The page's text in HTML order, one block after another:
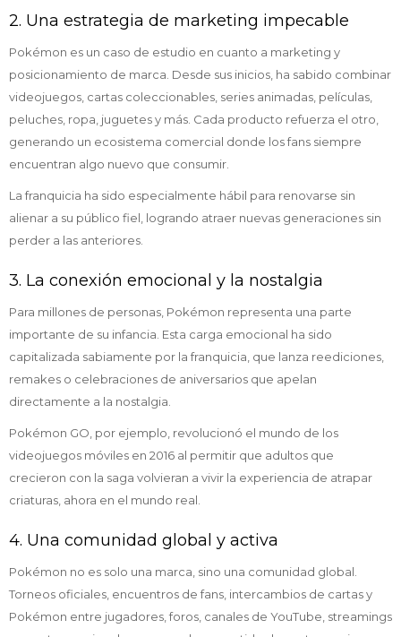
2. Una estrategia de marketing impecable
Pokémon es un caso de estudio en cuanto a marketing y
posicionamiento de marca. Desde sus inicios, ha sabido combinar
videojuegos, cartas coleccionables, series animadas, películas,
peluches, ropa, juguetes y más. Cada producto refuerza el otro,
generando un ecosistema comercial donde los fans siempre
encuentran algo nuevo que consumir.
La franquicia ha sido especialmente hábil para renovarse sin
alienar a su público fiel, logrando atraer nuevas generaciones sin
perder a las anteriores.
3. La conexión emocional y la nostalgia
Para millones de personas, Pokémon representa una parte
importante de su infancia. Esta carga emocional ha sido
capitalizada sabiamente por la franquicia, que lanza reediciones,
remakes o celebraciones de aniversarios que apelan
directamente a la nostalgia.
Pokémon GO, por ejemplo, revolucionó el mundo de los
videojuegos móviles en 2016 al permitir que adultos que
crecieron con la saga volvieran a vivir la experiencia de atrapar
criaturas, ahora en el mundo real.
4. Una comunidad global y activa
Pokémon no es solo una marca, sino una comunidad global.
Torneos oficiales, encuentros de fans, intercambios de cartas y
Pokémon entre jugadores, foros, canales de YouTube, streamings